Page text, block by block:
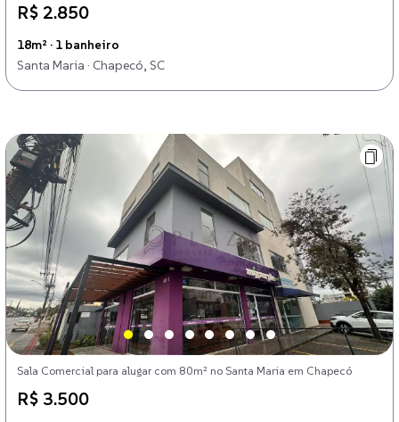
R$ 2.850
18m² · 1 banheiro
Santa Maria · Chapecó, SC
Sala Comercial para alugar com 80m² no Santa Maria em Chapecó
R$ 3.500